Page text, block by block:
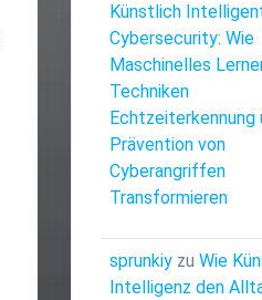
Künstlich
Cybersecurity: Wie
Maschinelles
Techniken
Echtzeiterkennung
Prävention von
Cyberangriffen
Transformieren
sprunkiyzu Wie
Intelligenz den